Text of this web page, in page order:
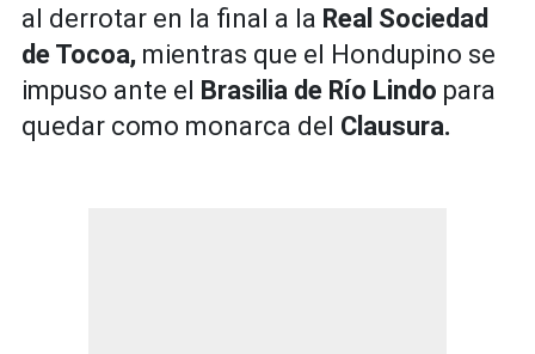
al derrotar en la final a la Real Sociedad
de Tocoa, mientras que el Hondupino se
impuso ante el
Brasilia de Río Lindo para
quedar como monarca del Clausura.